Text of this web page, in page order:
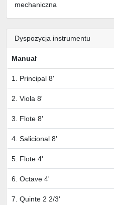
mechaniczna
Dyspozycja instrumentu
Manuał
1. Principal 8'
2. Viola 8'
3. Flote 8'
4. Salicional 8'
5. Flote 4'
6. Octave 4'
7. Quinte 2 2/3'